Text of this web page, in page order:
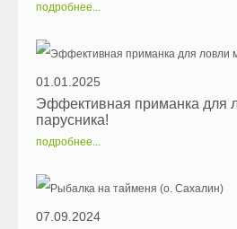
подробнее...
01.01.2025
Эффективная приманка для
парусника!
подробнее...
07.09.2024